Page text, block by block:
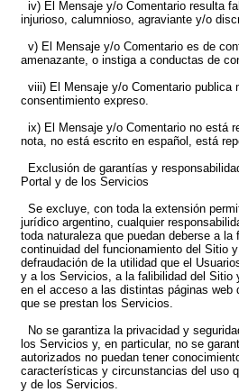
iv) El Mensaje y/o Comentario resulta
injurioso, calumnioso, agraviante y/o
v) El Mensaje y/o Comentario es de
amenazante, o instiga a conductas de
viii) El Mensaje y/o Comentario publica
consentimiento expreso.
ix) El Mensaje y/o Comentario no está
nota, no está escrito en español, está
Exclusión de garantías y
Portal y de los Servicios
Se excluye, con toda la extensión
jurídico argentino, cualquier
toda naturaleza que puedan deberse a
continuidad del funcionamiento del Sitio
defraudación de la utilidad que el
y a los Servicios, a la falibilidad del Sitio
en el acceso a las distintas páginas web
que se prestan los Servicios.
No se garantiza la privacidad y
los Servicios y, en particular, no se
autorizados no puedan tener
características y circunstancias del uso
y de los Servicios.